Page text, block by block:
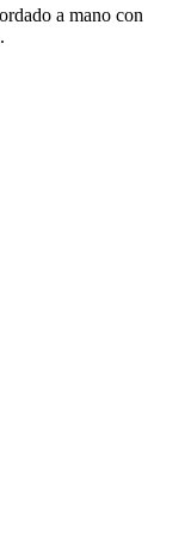
a mano con